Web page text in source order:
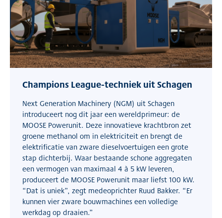
Champions League-techniek uit Schagen
Next Generation Machinery (NGM) uit Schagen
introduceert nog dit jaar een wereldprimeur: de
MOOSE Powerunit. Deze innovatieve krachtbron zet
groene methanol om in elektriciteit en brengt de
elektrificatie van zware dieselvoertuigen een grote
stap dichterbij. Waar bestaande schone aggregaten
een vermogen van maximaal 4 à 5 kW leveren,
produceert de MOOSE Powerunit maar liefst 100 kW.
“Dat is uniek”, zegt medeoprichter Ruud Bakker. “Er
kunnen vier zware bouwmachines een volledige
werkdag op draaien.”